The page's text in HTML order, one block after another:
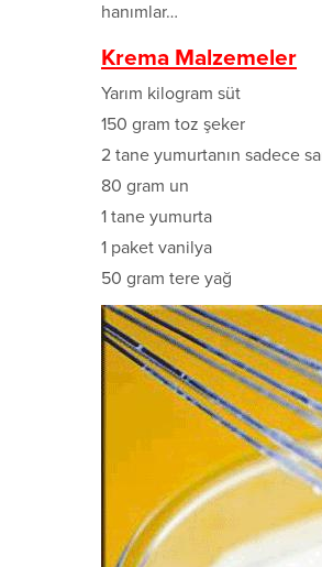
hanımlar…
Krema Malzemeler
Yarım kilogram süt
150 gram toz şeker
2 tane yumurtanın sadece
80 gram un
1 tane yumurta
1 paket vanilya
50 gram tere yağ